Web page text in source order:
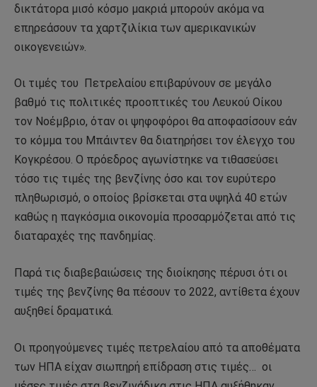
δικτάτορα μισό κόσμο μακριά μπορούν ακόμα να
επηρεάσουν τα χαρτζιλίκια των αμερικανικών
οικογενειών».
Οι τιμές του Πετρελαίου επιβαρύνουν σε μεγάλο
βαθμό τις πολιτικές προοπτικές του Λευκού Οίκου
τον Νοέμβριο, όταν οι ψηφοφόροι θα αποφασίσουν εάν
το κόμμα του Μπάιντεν θα διατηρήσει τον έλεγχο του
Κογκρέσου. Ο πρόεδρος αγωνίστηκε να τιθασεύσει
τόσο τις τιμές της βενζίνης όσο και τον ευρύτερο
πληθωρισμό, ο οποίος βρίσκεται στα υψηλά 40 ετών
καθώς η παγκόσμια οικονομία προσαρμόζεται από τις
διαταραχές της πανδημίας.
Παρά τις διαβεβαιώσεις της διοίκησης πέρυσι ότι οι
τιμές της βενζίνης θα πέσουν το 2022, αντίθετα έχουν
αυξηθεί δραματικά.
Οι προηγούμενες τιμές πετρελαίου από τα αποθέματα
των ΗΠΑ είχαν σιωπηρή επίδραση στις τιμές… οι